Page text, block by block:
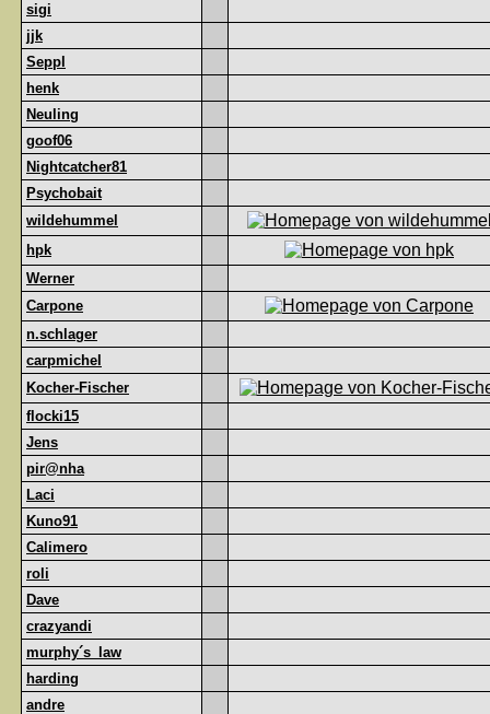
sigi
jjk
Seppl
henk
Neuling
goof06
Nightcatcher81
Psychobait
wildehummel
hpk
Werner
Carpone
n.schlager
carpmichel
Kocher-Fischer
flocki15
Jens
pir@nha
Laci
Kuno91
Calimero
roli
Dave
crazyandi
murphy´s_law
harding
andre